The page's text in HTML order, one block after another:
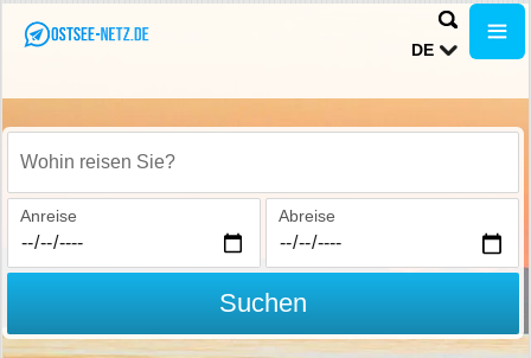
DE
Wohin reisen Sie?
Anreise Abreise
Suchen